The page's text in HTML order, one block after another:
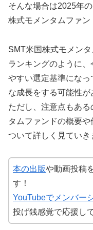
そんな場合は2025年
株式モメンタムファン
SMT米国株式モメン
ランキングのように
やすい選定基準にな
な成長をする可能性が
ただし、注意点もあ
タムファンドの概要
ついて詳しく見ていき
本の出版や動画投稿
す！
YouTubeでメンバー
投げ銭感覚で応援し